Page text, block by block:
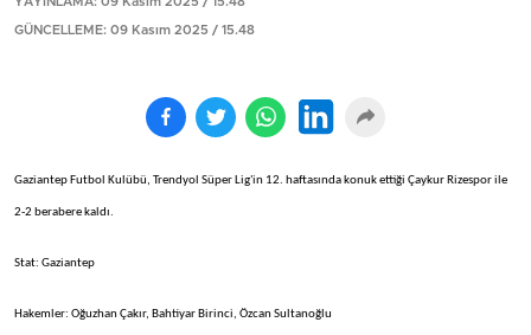
GÜNCELLEME: 09 Kasım 2025 / 15.48
Gaziantep Futbol Kulübü, Trendyol Süper Lig'in 12. haftasında konuk ettiği Çaykur Rizespor ile
2-2 berabere kaldı.
Stat: Gaziantep
Hakemler: Oğuzhan Çakır, Bahtiyar Birinci, Özcan Sultanoğlu